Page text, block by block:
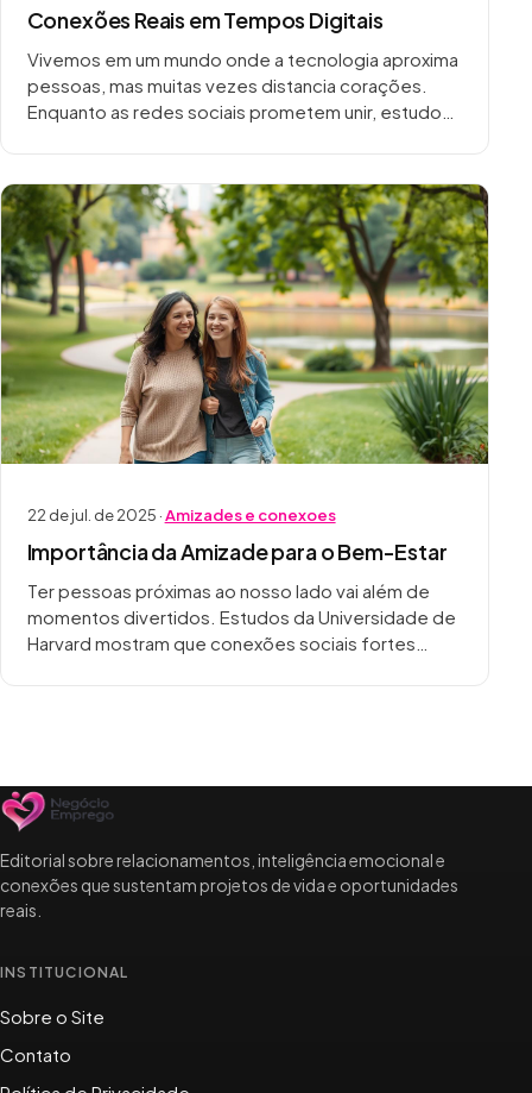
Conexões Reais em Tempos Digitais
Vivemos em um mundo onde a tecnologia aproxima
pessoas, mas muitas vezes distancia corações.
Enquanto as redes sociais prometem unir, estudos
22 de jul. de 2025 ·Amizades e conexoes
Importância da Amizade para o Bem-Estar
Ter pessoas próximas ao nosso lado vai além de
momentos divertidos. Estudos da Universidade de
Harvard mostram que conexões sociais fortes
Editorial sobre relacionamentos, inteligência emocional e
conexões que sustentam projetos de vida e oportunidades
reais.
INSTITUCIONAL
Sobre o Site
Contato